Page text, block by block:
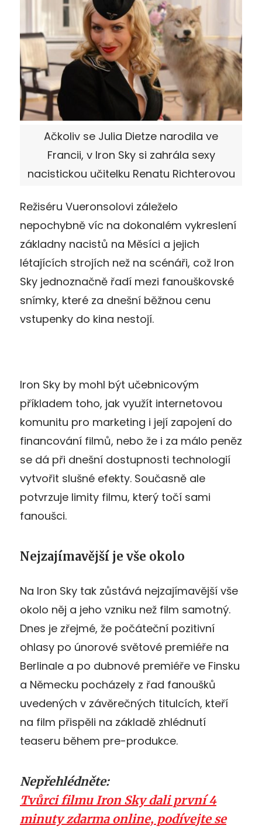
Ačkoliv se Julia Dietze narodila ve
Francii, v Iron Sky si zahrála sexy
nacistickou učitelku Renatu Richterovou
Režiséru Vueronsolovi záleželo
nepochybně víc na dokonalém vykreslení
základny nacistů na Měsíci a jejich
létajících strojích než na scénáři, což Iron
Sky jednoznačně řadí mezi fanouškovské
snímky, které za dnešní běžnou cenu
vstupenky do kina nestojí.
Iron Sky by mohl být učebnicovým
příkladem toho, jak využít internetovou
komunitu pro marketing i její zapojení do
financování filmů, nebo že i za málo peněz
se dá při dnešní dostupnosti technologií
vytvořit slušné efekty. Současně ale
potvrzuje limity filmu, který točí sami
fanoušci.
Nejzajímavější je vše okolo
Na Iron Sky tak zůstává nejzajímavější vše
okolo něj a jeho vzniku než film samotný.
Dnes je zřejmé, že počáteční pozitivní
ohlasy po únorové světové premiéře na
Berlinale a po dubnové premiéře ve Finsku
a Německu pocházely z řad fanoušků
uvedených v závěrečných titulcích, kteří
na film přispěli na základě zhlédnutí
teaseru během pre-produkce.
Nepřehlédněte:
Tvůrci filmu Iron Sky dali první 4
minuty zdarma online, podívejte se